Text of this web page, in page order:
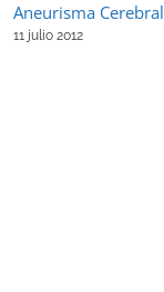
Aneurisma Cerebral
11 julio 2012